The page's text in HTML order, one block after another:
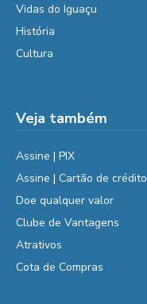
Vidas do Iguaçu
História
Cultura
Veja também
Assine | PIX
Assine | Cartão de crédito
Doe qualquer valor
Clube de Vantagens
Atrativos
Cota de Compras